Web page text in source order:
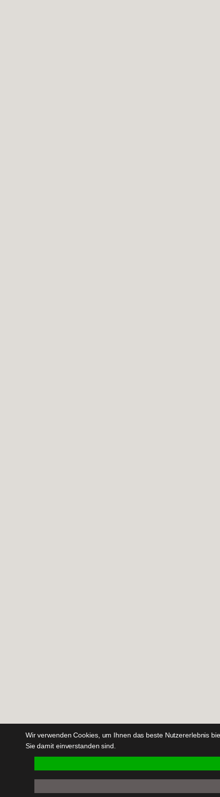
Wir verwenden Cookies, um Ihnen das beste Nutzererlebnis
Sie damit einverstanden sind.